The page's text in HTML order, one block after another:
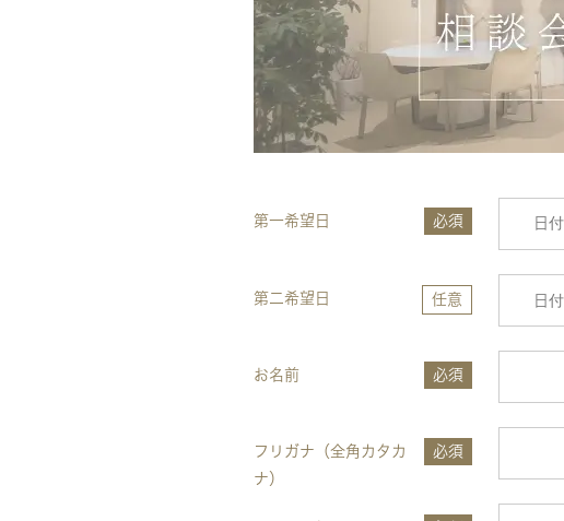
第一希望日 必須
第二希望日 任意
お名前 必須
フリガナ（全角カタカ
ナ）
必須